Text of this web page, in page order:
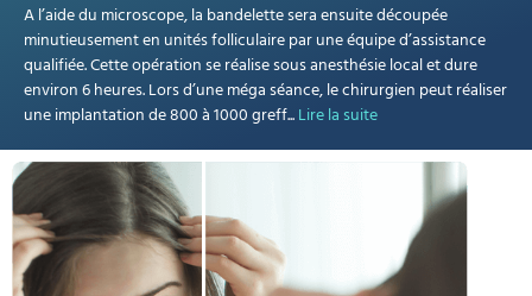
A l’aide du microscope, la bandelette sera ensuite découpée
minutieusement en unités folliculaire par une équipe d’assistance
qualifiée. Cette opération se réalise sous anesthésie local et dure
environ 6 heures. Lors d’une méga séance, le chirurgien peut réaliser
une implantation de 800 à 1000 greff...Lire la suite